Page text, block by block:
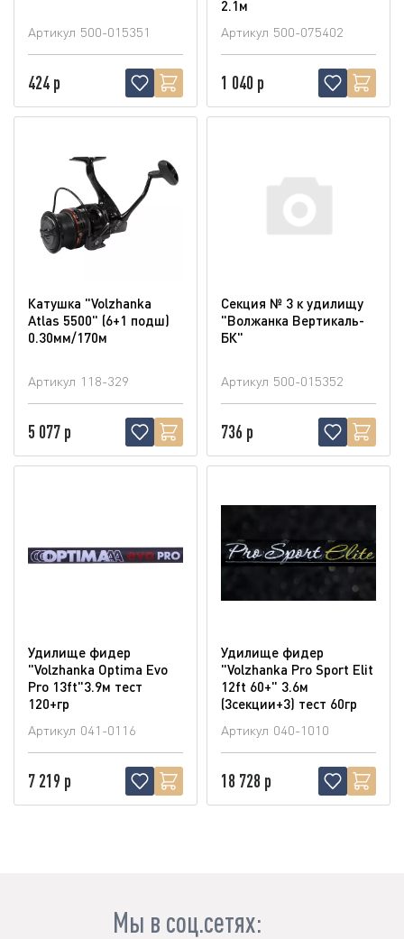
Артикул 500-015351
424 р
2.1м
Артикул 500-075402
1 040 р
Катушка "Volzhanka
Atlas 5500" (6+1 подш)
0.30мм/170м
Артикул 118-329
5 077 р
Секция № 3 к удилищу
"Волжанка Вертикаль-
БК"
Артикул 500-015352
736 р
Удилище фидер
"Volzhanka Optima Evo
Pro 13ft"3.9м тест
120+гр
Артикул 041-0116
7 219 р
Удилище фидер
"Volzhanka Pro Sport Elit
12ft 60+" 3.6м
(3секции+3) тест 60гр
Артикул 040-1010
18 728 р
Мы в соц.сетях: